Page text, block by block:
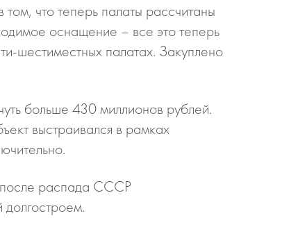
что теперь палаты рассчитаны
оснащение – все это теперь
шестиместных палатах. Закуплено
больше 430 миллионов рублей.
выстраивался в рамках
после распада СССР